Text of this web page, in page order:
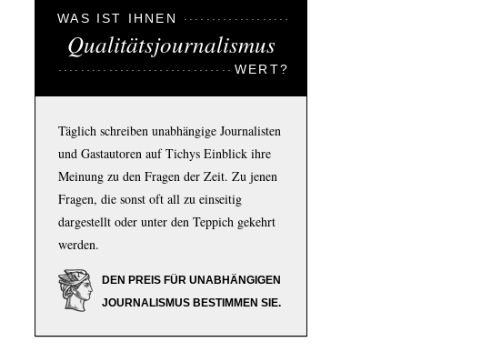
WAS IST IHNEN
Qualitätsjournalismus
WERT?
Täglich schreiben unabhängige Journalisten
und Gastautoren auf Tichys Einblick ihre
Meinung zu den Fragen der Zeit. Zu jenen
Fragen, die sonst oft all zu einseitig
dargestellt oder unter den Teppich gekehrt
werden.
DEN PREIS FÜR UNABHÄNGIGEN
JOURNALISMUS BESTIMMEN SIE.